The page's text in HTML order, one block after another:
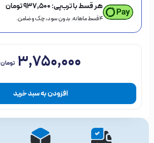
هر قسط با ترب‌پی:۹۳۷,۵۰۰تومان
۴ قسط ماهانه. بدون سود، چک و ضامن.
۳,۷۵۰,۰۰۰ تومان
افزودن به سبد خرید